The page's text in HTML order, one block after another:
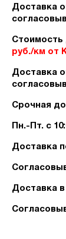
Доставка
Стоимость
руб./км от
Доставка
Срочная
Пн.-Пт. с
Доставка
Доставка